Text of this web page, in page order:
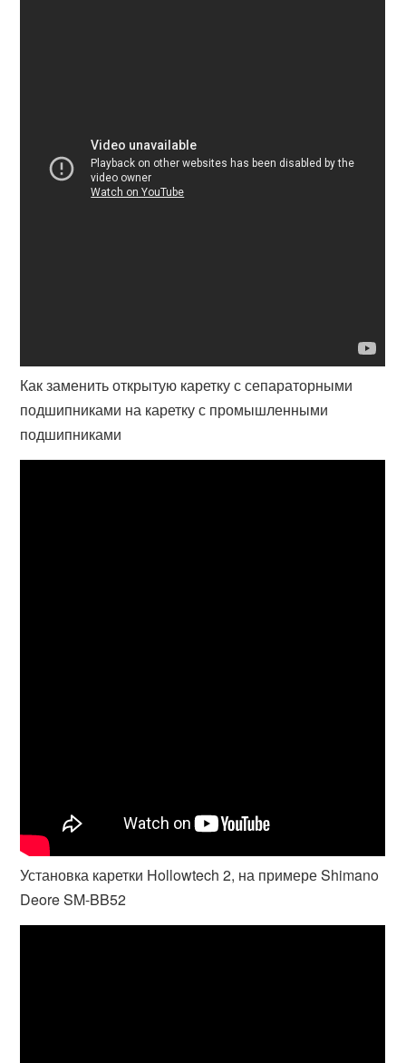
Как заменить открытую каретку с сепараторными
подшипниками на каретку с промышленными
подшипниками
Установка каретки Hollowtech 2, на примере Shimano
Deore SM-BB52